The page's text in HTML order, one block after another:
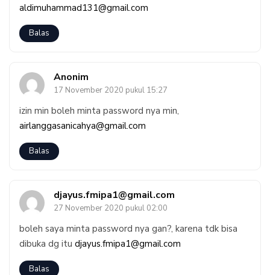
aldimuhammad131@gmail.com
Balas
Anonim
17 November 2020 pukul 15:27
izin min boleh minta password nya min,
airlanggasanicahya@gmail.com
Balas
djayus.fmipa1@gmail.com
27 November 2020 pukul 02:00
boleh saya minta password nya gan?, karena tdk bisa
dibuka dg itu djayus.fmipa1@gmail.com
Balas